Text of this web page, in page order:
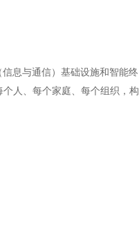
息与通信）基础设施和智能终
人、每个家庭、每个组织，构